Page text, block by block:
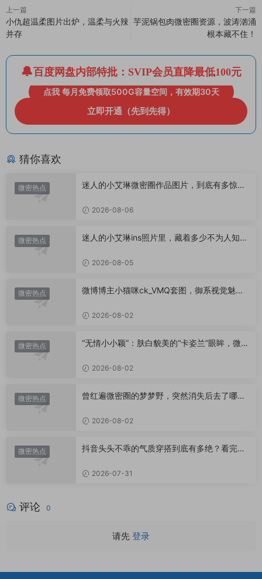
上一篇
小仇超温柔图片出炉，温柔与火辣
并存
下一篇
芋泥锅包肉微密圈资源，波涛汹涌
根本藏不住！
百度网盘内部特批：SVIP会员直降最低100元
点我 每月免费领取500G容量空间，有效期30天
立即开通（先到先得）
猜你喜欢
微密热点
迷人的小艾琳微密圈作品图片，到底有多惊
2026-08-06
微密热点
迷人的小艾琳ins照片里，藏着多少不为人知的
2026-08-05
微密热点
微博博主小猫咪ck_VMQ套图，御系视觉魅力
2026-08-02
微密热点
“无情小小颖”：肤白貌美的“卡姿兰”眼眸，微密
2026-08-02
微密热点
曾红遍微密圈的梦梦野，突然消失后去了哪
2026-08-02
微密热点
抖音头头不乖的气质穿搭到底有多绝？看完想
2026-07-31
评论 0
请先 登录